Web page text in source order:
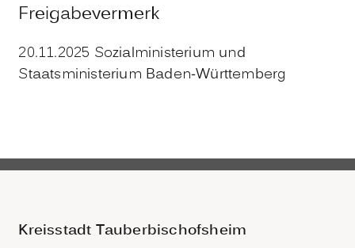
Freigabevermerk
20.11.2025 Sozialministerium und
Staatsministerium Baden-Württemberg
Kreisstadt Tauberbischofsheim